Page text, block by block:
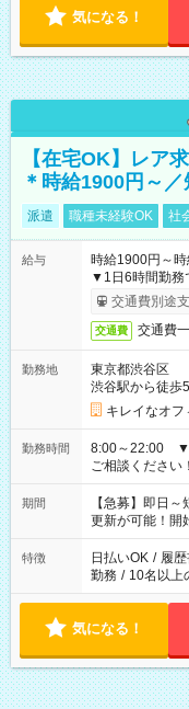
気になる！
【在宅OK】レア
＊時給1900円～
派遣 職種未経験OK 社
給与
時給1900円～
▼1日6時間勤務
交通費別途
交通費 交通費
勤務地
東京都渋谷区
渋谷駅から徒歩
キレイなオフ
勤務時間
8:00～22:00
ご相談ください！
期間
【急募】即日
更新が可能！開
特徴 日払いOK / 履
勤務 / 10名以上
気になる！